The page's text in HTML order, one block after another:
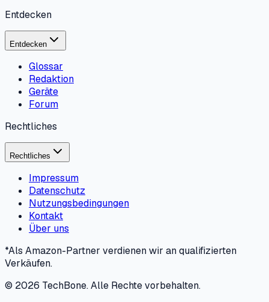
Entdecken
Entdecken
Glossar
Redaktion
Geräte
Forum
Rechtliches
Rechtliches
Impressum
Datenschutz
Nutzungsbedingungen
Kontakt
Über uns
*Als Amazon-Partner verdienen wir an qualifizierten
Verkäufen.
© 2026 TechBone.Alle Rechte vorbehalten.